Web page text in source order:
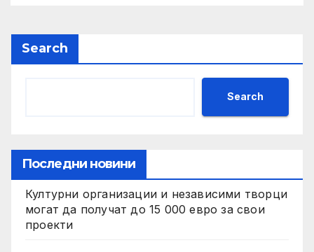
Search
Search
Последни новини
Културни организации и независими творци
могат да получат до 15 000 евро за свои
проекти